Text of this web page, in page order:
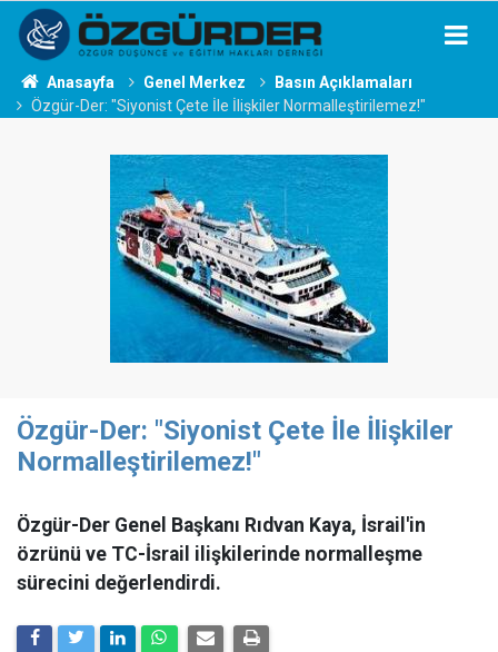
Anasayfa Genel Merkez
Basın Açıklamaları
Özgür-Der: "Siyonist Çete İle İlişkiler Normalleştirilemez!"
Özgür-Der: "Siyonist Çete İle İlişkiler
Normalleştirilemez!"
Özgür-Der Genel Başkanı Rıdvan Kaya, İsrail'in
özrünü ve TC-İsrail ilişkilerinde normalleşme
sürecini değerlendirdi.